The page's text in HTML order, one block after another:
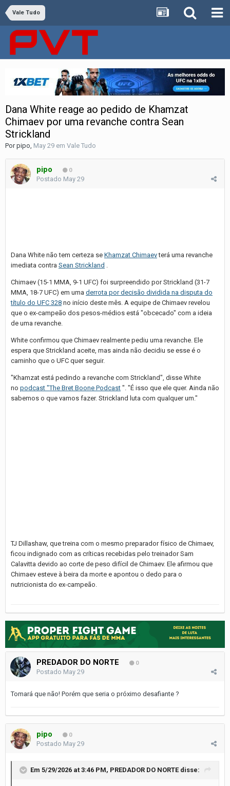
Vale Tudo
Dana White reage ao pedido de Khamzat
Chimaev por uma revanche contra Sean
Strickland
Porpipo May 29 em Vale Tudo
pipo 0
Postado May 29
Dana White não tem certeza se Khamzat Chimaev terá uma revanche
imediata contra Sean Strickland
Chimaev (15-1 MMA, 9-1 UFC) foi surpreendido por Strickland (31-7
MMA, 18-7 UFC) em uma derrota por decisão dividida na disputa do
título do UFC 328 no início deste mês. A equipe de Chimaev revelou
que o ex-campeão dos pesos-médios está "obcecado" com a ideia
de uma revanche.
White confirmou que Chimaev realmente pediu uma revanche. Ele
espera que Strickland aceite, mas ainda não decidiu se esse é o
caminho que o UFC quer seguir.
"Khamzat está pedindo a revanche com Strickland", disse White
no podcast "The Bret Boone Podcast ". "É isso que ele quer. Ainda não
sabemos o que vamos fazer. Strickland luta com qualquer um."
TJ Dillashaw, que treina com o mesmo preparador físico de Chimaev,
ficou indignado com as críticas recebidas pelo treinador Sam
Calavitta devido ao corte de peso difícil de Chimaev. Ele afirmou que
Chimaev esteve à beira da morte e apontou o dedo para o
nutricionista do ex-campeão.
PREDADOR DO NORTE 0
Postado May 29
Tomará que não! Porém que seria o próximo desafiante ?
pipo 0
Postado May 29
Em 5/29/2026 at 3:46 PM, PREDADOR DO NORTEdisse: